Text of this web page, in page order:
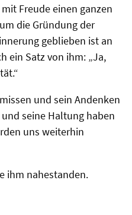
Freude einen ganzen
die Gründung der
geblieben ist an
ein Satz von ihm: „Ja,
und sein Andenken
seine Haltung haben
uns weiterhin
ihm nahestanden.